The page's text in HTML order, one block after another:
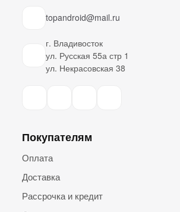
topandroid@mail.ru
г. Владивосток
ул. Русская 55а стр 1
ул. Некрасовская 38
Покупателям
Оплата
Доставка
Рассрочка и кредит